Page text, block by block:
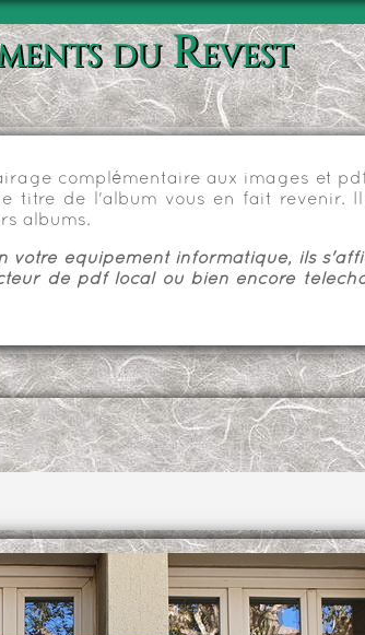
du Revest
complémentaire aux images et
titre de l'album vous en fait revenir.
albums.
votre équipement informatique, ils
de pdf local ou bien encore